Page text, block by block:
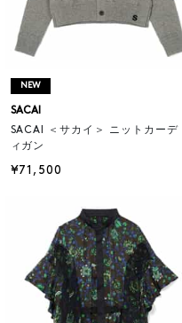
NEW
SACAI
SACAI ＜サカイ＞ ニットカーデ
ィガン
¥71,500